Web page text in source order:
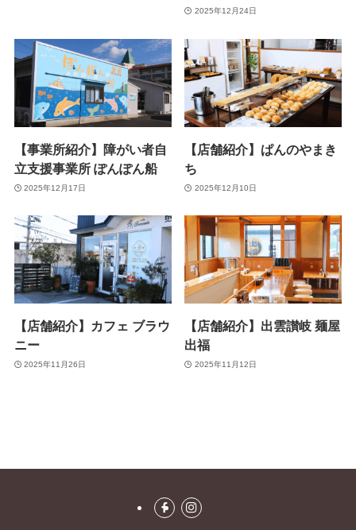
2025年12月24日
【事業所紹介】障がい者自
立支援事業所 ぽんぽん船
2025年12月17日
【店舗紹介】ぱんのやまき
ち
2025年12月10日
【店舗紹介】カフェ ブラウ
ニー
2025年11月26日
【店舗紹介】出雲讃岐 麺屋
出福
2025年11月12日